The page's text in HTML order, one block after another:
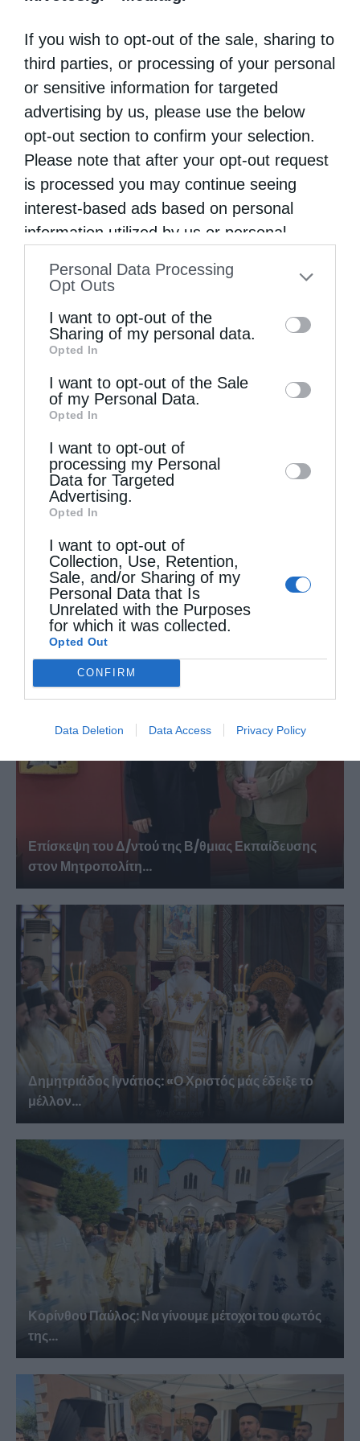
If you wish to opt-out of the sale, sharing to
third parties, or processing of your personal
or sensitive information for targeted
advertising by us, please use the below
opt-out section to confirm your selection.
Please note that after your opt-out request
is processed you may continue seeing
interest-based ads based on personal
information utilized by us or personal
to your opt-out. You may separately opt-out
information by third parties on the IAB’s list
of downstream participants. This
information may also be disclosed by us to
third parties on theIAB’s List of
Downstream Participants
disclose it to other third parties.
Personal Data Processing
Opt Outs
I want to opt-out of the
Sharing of my personal data.
Opted In
I want to opt-out of the Sale
of my Personal Data.
Opted In
I want to opt-out of
processing my Personal
Data for Targeted
Advertising.
Opted In
I want to opt-out of
Collection, Use, Retention,
Sale, and/or Sharing of my
Personal Data that Is
Unrelated with the Purposes
for which it was collected.
Opted Out
CONFIRM
Data Deletion Data Access Privacy Policy
υπενθύμιση της ανάγκης διατήρησης και
μετάδοσης του αυθεντικού λειτουργικού και
ψαλτικού ήθους στις επόμενες γενιές.
Την επόμενη ημέρα στον Ιερό Μητροπολιτικό
Ναό Τιμίου Προδρόμου Καλλονής Λέσβου
τελέστηκε το ετήσιο πολυαρχιερατικό
μνημόσυνο του αοιδίμου ιερέως Παναγιώτου
Ιωακείμ.
ΕΣΠΕΡΊΔΑ ΜΗΤΡΌΠΟΛΗ ΜΕΘΎΜΝΗΣ ΨΑΛΤΙΚΉ
ΜΟΙΡΑΣΟΥ 0
Προηγούμενο άρθρο
Κανέναν δε λησμονεί ο Θεός – Το παράδειγμα του Οσ.
Επόμενο άρθρο
Η Ιερά Εικόνα «Άξιον Εστί» και το Ιερό Λείψανο του Αγίου
Λουκά του Ιατρού τίθενται σε προσκύνηση στη Ν. Ιωνία
ΔΕΙΤΕ ΕΠΙΣΗΣ
Επίσκεψη του Δ/ντού της Β/θμιας Εκπαίδευσης
στον Μητροπολίτη...
Δημητριάδος Ιγνάτιος: «Ο Χριστός μάς έδειξε το
μέλλον...
Κορίνθου Παύλος: Να γίνουμε μέτοχοι του φωτός
της...